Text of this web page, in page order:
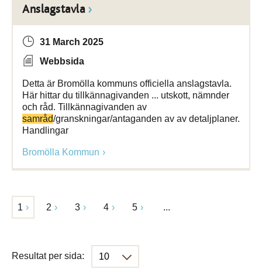
Anslagstavla
31 March 2025
Webbsida
Detta är Bromölla kommuns officiella anslagstavla.
Här hittar du tillkännagivanden ... utskott, nämnder
och råd. Tillkännagivanden av
samråd/granskningar/antaganden av av detaljplaner.
Handlingar
Bromölla Kommun
1 2 3 4 5 ...
Resultat per sida: